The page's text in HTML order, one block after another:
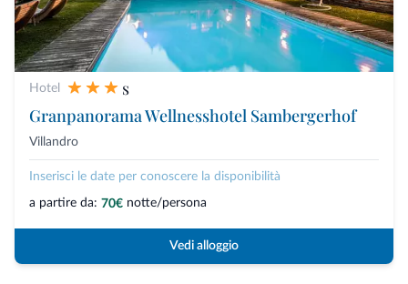
Hotel
s
Granpanorama Wellnesshotel Sambergerhof
Villandro
Inserisci le date per conoscere la disponibilità
a partire da: 70€ notte/persona
Vedi alloggio